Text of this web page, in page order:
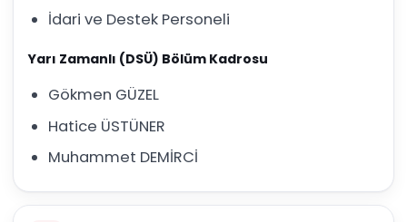
İdari ve Destek Personeli
Yarı Zamanlı (DSÜ) Bölüm Kadrosu
Gökmen GÜZEL
Hatice ÜSTÜNER
Muhammet DEMİRCİ